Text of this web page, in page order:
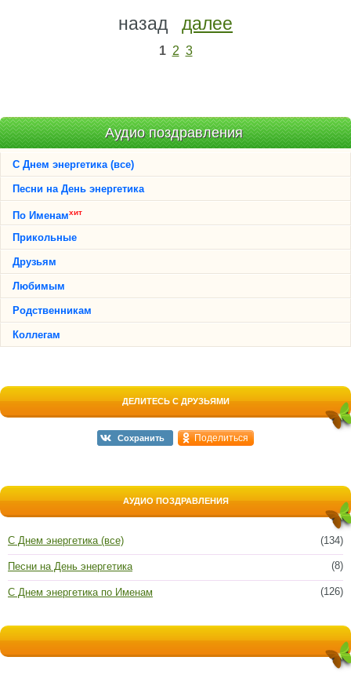
назад далее
1 2 3
Аудио поздравления
С Днем энергетика (все)
Песни на День энергетика
По Именамхит
Прикольные
Друзьям
Любимым
Родственникам
Коллегам
ДЕЛИТЕСЬ С ДРУЗЬЯМИ
Сохранить Поделиться
АУДИО ПОЗДРАВЛЕНИЯ
(134)
С Днем энергетика (все)
(8)
Песни на День энергетика
(126)
С Днем энергетика по Именам